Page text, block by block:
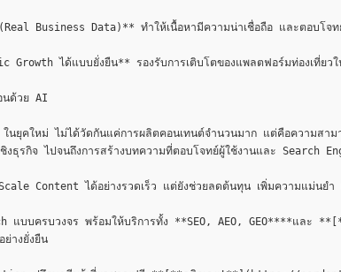
Business Data)** ทำให้เนื้อหามีความน่าเชื่อถือ และตอบโจ
ได้แบบยั่งยืน** รองรับการเติบโตของแพลตฟอร์มท่องเที่ยวใ
นด้วย AI
ในยุคใหม่ ไม่ได้วัดกันแค่การผลิตคอนเทนต์จำนวนมาก แต่คือควา
ธุรกิจ ไปจนถึงการสร้างบทความที่ตอบโจทย์ผู้ใช้งานและ Search
Content ได้อย่างรวดเร็ว แต่ยังช่วยลดต้นทุน เพิ่มความแม่นยำ
แบบครบวงจร พร้อมให้บริการทั้ง **SEO, AEO,
างยั่งยืน